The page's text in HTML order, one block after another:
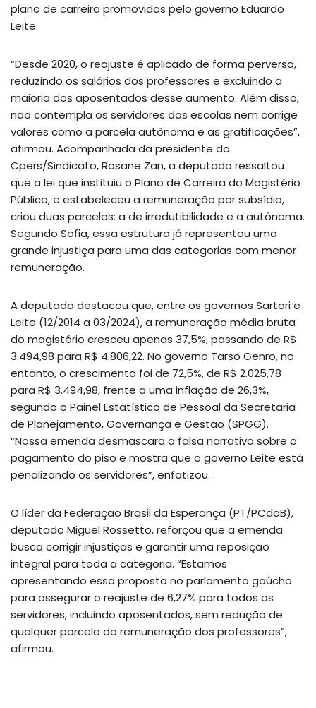
plano de carreira promovidas pelo governo Eduardo
Leite.
“Desde 2020, o reajuste é aplicado de forma perversa,
reduzindo os salários dos professores e excluindo a
maioria dos aposentados desse aumento. Além disso,
não contempla os servidores das escolas nem corrige
valores como a parcela autônoma e as gratificações”,
afirmou. Acompanhada da presidente do
Cpers/Sindicato, Rosane Zan, a deputada ressaltou
que a lei que instituiu o Plano de Carreira do Magistério
Público, e estabeleceu a remuneração por subsídio,
criou duas parcelas: a de irredutibilidade e a autônoma.
Segundo Sofia, essa estrutura já representou uma
grande injustiça para uma das categorias com menor
remuneração.
A deputada destacou que, entre os governos Sartori e
Leite (12/2014 a 03/2024), a remuneração média bruta
do magistério cresceu apenas 37,5%, passando de R$
3.494,98 para R$ 4.806,22. No governo Tarso Genro, no
entanto, o crescimento foi de 72,5%, de R$ 2.025,78
para R$ 3.494,98, frente a uma inflação de 26,3%,
segundo o Painel Estatístico de Pessoal da Secretaria
de Planejamento, Governança e Gestão (SPGG).
“Nossa emenda desmascara a falsa narrativa sobre o
pagamento do piso e mostra que o governo Leite está
penalizando os servidores”, enfatizou.
O líder da Federação Brasil da Esperança (PT/PCdoB),
deputado Miguel Rossetto, reforçou que a emenda
busca corrigir injustiças e garantir uma reposição
integral para toda a categoria. “Estamos
apresentando essa proposta no parlamento gaúcho
para assegurar o reajuste de 6,27% para todos os
servidores, incluindo aposentados, sem redução de
qualquer parcela da remuneração dos professores”,
afirmou.